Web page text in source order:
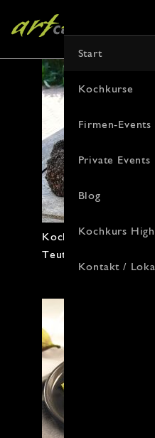
Kochkurs Highlight
Teuto Trüffel
Start
Kochkurse
Firmen-Events
Private Events
Blog
Kochkurs
Kontakt /